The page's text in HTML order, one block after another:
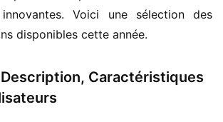
Voici une sélection des
disponibles cette année.
Description, Caractéristiques